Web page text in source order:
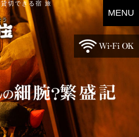
切できる宿 旅
MENU